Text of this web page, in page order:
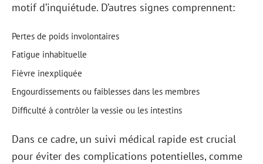
motif d’inquiétude. D’autres signes comprennent:
Pertes de poids involontaires
Fatigue inhabituelle
Fièvre inexpliquée
Engourdissements ou faiblesses dans les membres
Difficulté à contrôler la vessie ou les intestins
Dans ce cadre, un suivi médical rapide est crucial
pour éviter des complications potentielles, comme